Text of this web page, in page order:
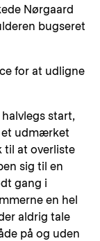
Nørgaard
bugseret
for at udligne
start,
et udmærket
til at overliste
sig til en
gang i
en hel
aldrig tale
på og uden